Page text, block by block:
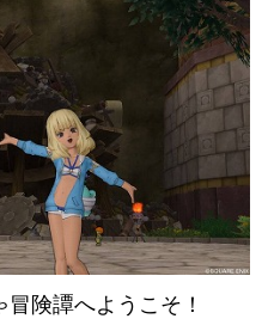
険譚へようこそ！